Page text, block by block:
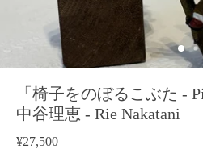
「椅子をのぼるこぶた -
中谷理恵 - Rie Nakatani
¥27,500